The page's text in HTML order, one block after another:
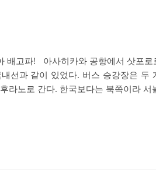
배고파! 아사히카와 공항에서 삿포로
선과 같이 있었다. 버스 승강장은 두
라노로 간다. 한국보다는 북쪽이라